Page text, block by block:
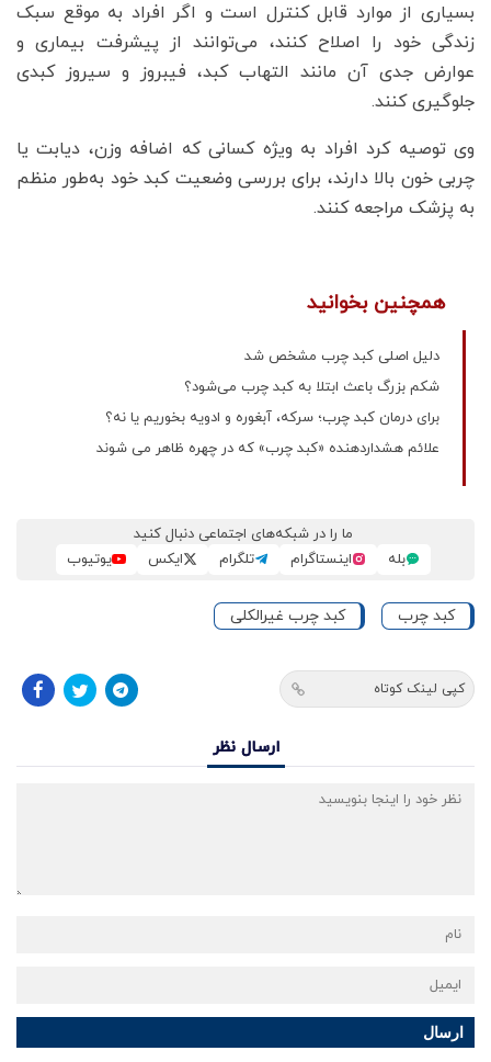
بسیاری از موارد قابل کنترل است و اگر افراد به موقع سبک
زندگی خود را اصلاح کنند، می‌توانند از پیشرفت بیماری و
عوارض جدی آن مانند التهاب کبد، فیبروز و سیروز کبدی
جلوگیری کنند.
وی توصیه کرد افراد به‌ ویژه کسانی که اضافه وزن، دیابت یا
چربی خون بالا دارند، برای بررسی وضعیت کبد خود به‌طور منظم
به پزشک مراجعه کنند.
همچنین بخوانید
دلیل اصلی کبد چرب مشخص شد
شکم بزرگ باعث ابتلا به کبد چرب می‌شود؟
برای درمان کبد چرب؛ سرکه، آبغوره و ادویه بخوریم یا نه؟
علائم هشداردهنده «کبد چرب» که در چهره ظاهر می شوند
ما را در شبکه‌های اجتماعی دنبال کنید
بله
اینستاگرام تلگرام ایکس یوتیوب
کبد چرب کبد چرب غیرالکلی
کپی لینک کوتاه
ارسال نظر
ارسال